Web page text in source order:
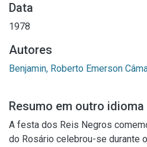
Data
1978
Autores
Benjamin, Roberto Emerson
Resumo em outro idioma
A festa dos Reis Negros
do Rosário celebrou-se durante